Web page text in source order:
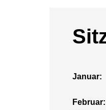
Januar:
Februar: